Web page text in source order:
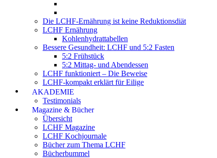
Die LCHF-Ernährung ist keine Reduktionsdiät
LCHF Ernährung
Kohlenhydrattabellen
Bessere Gesundheit: LCHF und 5:2 Fasten
5:2 Frühstück
5:2 Mittag- und Abendessen
LCHF funktioniert – Die Beweise
LCHF-kompakt erklärt für Eilige
AKADEMIE
Testimonials
Magazine & Bücher
Übersicht
LCHF Magazine
LCHF Kochjournale
Bücher zum Thema LCHF
Bücherbummel